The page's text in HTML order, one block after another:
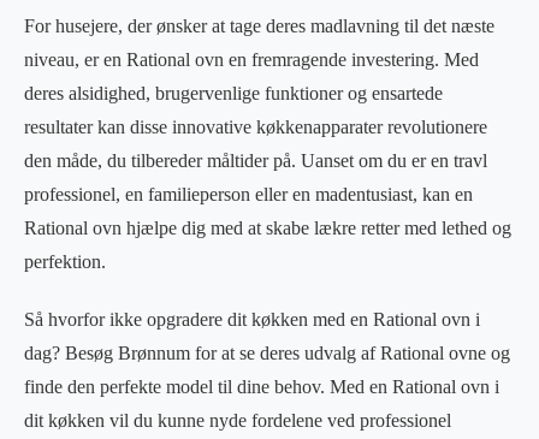
For husejere, der ønsker at tage deres madlavning til det næste
niveau, er en Rational ovn en fremragende investering. Med
deres alsidighed, brugervenlige funktioner og ensartede
resultater kan disse innovative køkkenapparater revolutionere
den måde, du tilbereder måltider på. Uanset om du er en travl
professionel, en familieperson eller en madentusiast, kan en
Rational ovn hjælpe dig med at skabe lækre retter med lethed og
perfektion.
Så hvorfor ikke opgradere dit køkken med en Rational ovn i
dag? Besøg Brønnum for at se deres udvalg af Rational ovne og
finde den perfekte model til dine behov. Med en Rational ovn i
dit køkken vil du kunne nyde fordelene ved professionel